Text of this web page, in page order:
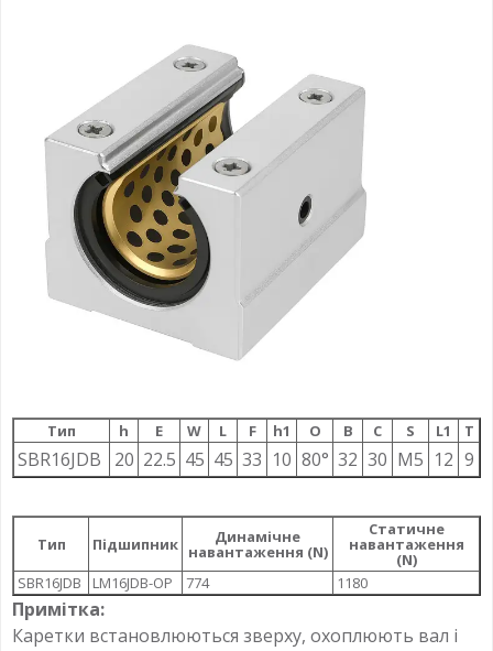
Тип h E W L F h1 О B C S L1 T
SBR16JDB 20 22.5 45 45 33 10 80° 32 30 M5 12 9
Тип Підшипник Динамічне
навантаження (N)
Статичне
навантаження
(N)
SBR16JDB
LM16JDB-OP 774 1180
Примітка:
Каретки встановлюються зверху, охоплюють вал і